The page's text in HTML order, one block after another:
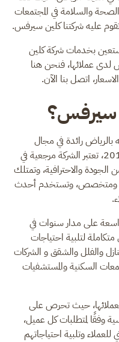
والسلامة في المجتمعات
عليه شركتنا كلين سيرفس.
بخدمات شركة كلين
عملائها، فنحن هنا
اتصل بنا الآن.
سيرفس؟
رائدة في مجال
تقديم خدمات التنظيف تأسست عام 2016، تعتبر الشركة مرجعية في
والاحترافية، وتمتلك
ومتخصص، وتستخدم أحدث
على مدار سنوات في
لتلبية احتياجات
والفلل والشقق و الشركات
السكنية والمستشفيات
حيث تحرص على
وفقًا لمتطلبات كل عميل،
وتلبية احتياجاتهم